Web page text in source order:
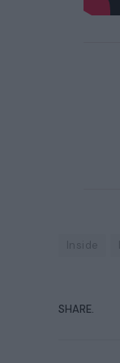
Inside
SHARE.